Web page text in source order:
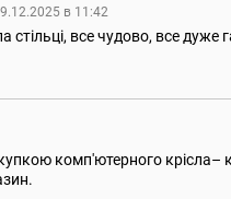
в 11:42
стільці, все чудово, все
комп'ютерного крісла–